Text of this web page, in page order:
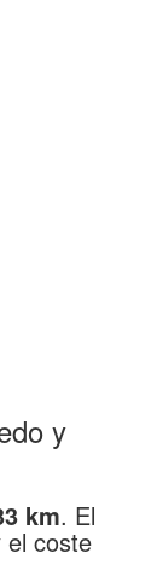
y
km. El
el coste